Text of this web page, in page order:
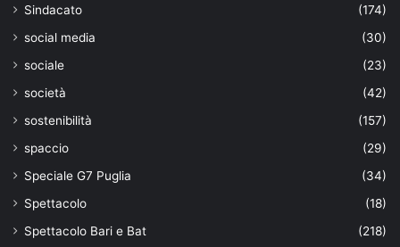
Sindacato
(174)
social media
(30)
sociale
(23)
società
(42)
sostenibilità
(157)
spaccio
(29)
Speciale G7 Puglia
(34)
Spettacolo
(18)
Spettacolo Bari e Bat
(218)